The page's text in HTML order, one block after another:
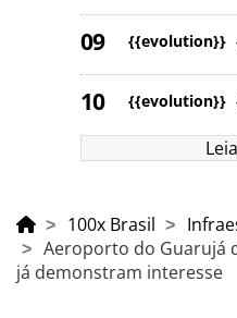
{{evolution}}
{{evolution}}
100x Brasil
Aeroporto do Guarujá
já demonstram interesse